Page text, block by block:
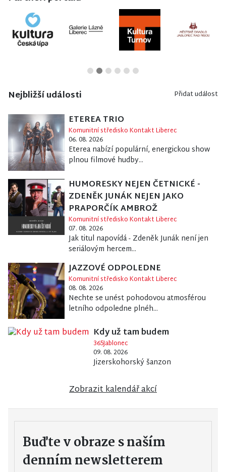
Nejbližší události Přidat událost
ETEREA TRIO
Komunitní středisko Kontakt Liberec
06. 08. 2026
Eterea nabízí populární, energickou show
plnou filmové hudby...
HUMORESKY NEJEN ČETNICKÉ -
ZDENĚK JUNÁK NEJEN JAKO
PRAPORČÍK AMBROŽ
Komunitní středisko Kontakt Liberec
07. 08. 2026
Jak titul napovídá - Zdeněk Junák není jen
seriálovým hercem...
JAZZOVÉ ODPOLEDNE
Komunitní středisko Kontakt Liberec
08. 08. 2026
Nechte se unést pohodovou atmosférou
letního odpoledne plnéh...
Kdy už tam budem
365Jablonec
09. 08. 2026
Jizerskohorský šanzon
Zobrazit kalendář akcí
Buďte v obraze s naším
denním newsletterem